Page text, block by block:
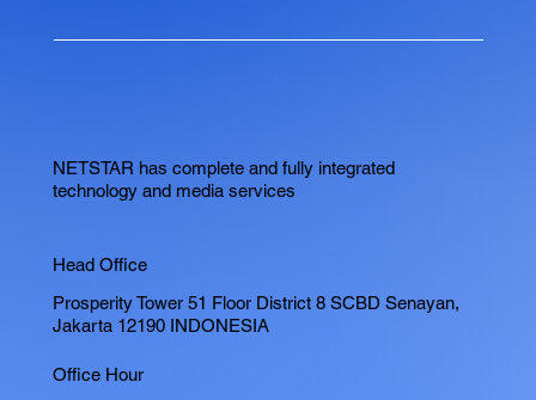
NETSTAR has complete and fully integrated
technology and media services
Head Office
Prosperity Tower 51 Floor District 8 SCBD Senayan,
Jakarta 12190 INDONESIA
Office Hour